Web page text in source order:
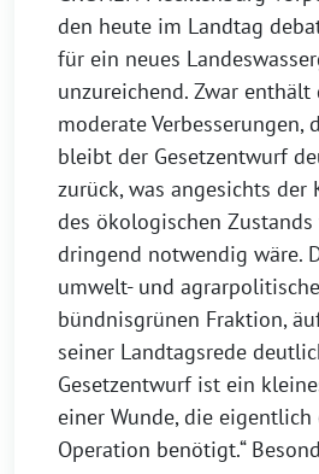
den heute im Landtag
für ein neues
unzureichend. Zwar
moderate Verbesserungen,
bleibt der Gesetzentwurf
zurück, was angesichts der
des ökologischen Zustands
dringend notwendig wäre.
umwelt- und
bündnisgrünen Fraktion,
seiner Landtagsrede
Gesetzentwurf ist ein
einer Wunde, die
Operation benötigt.“